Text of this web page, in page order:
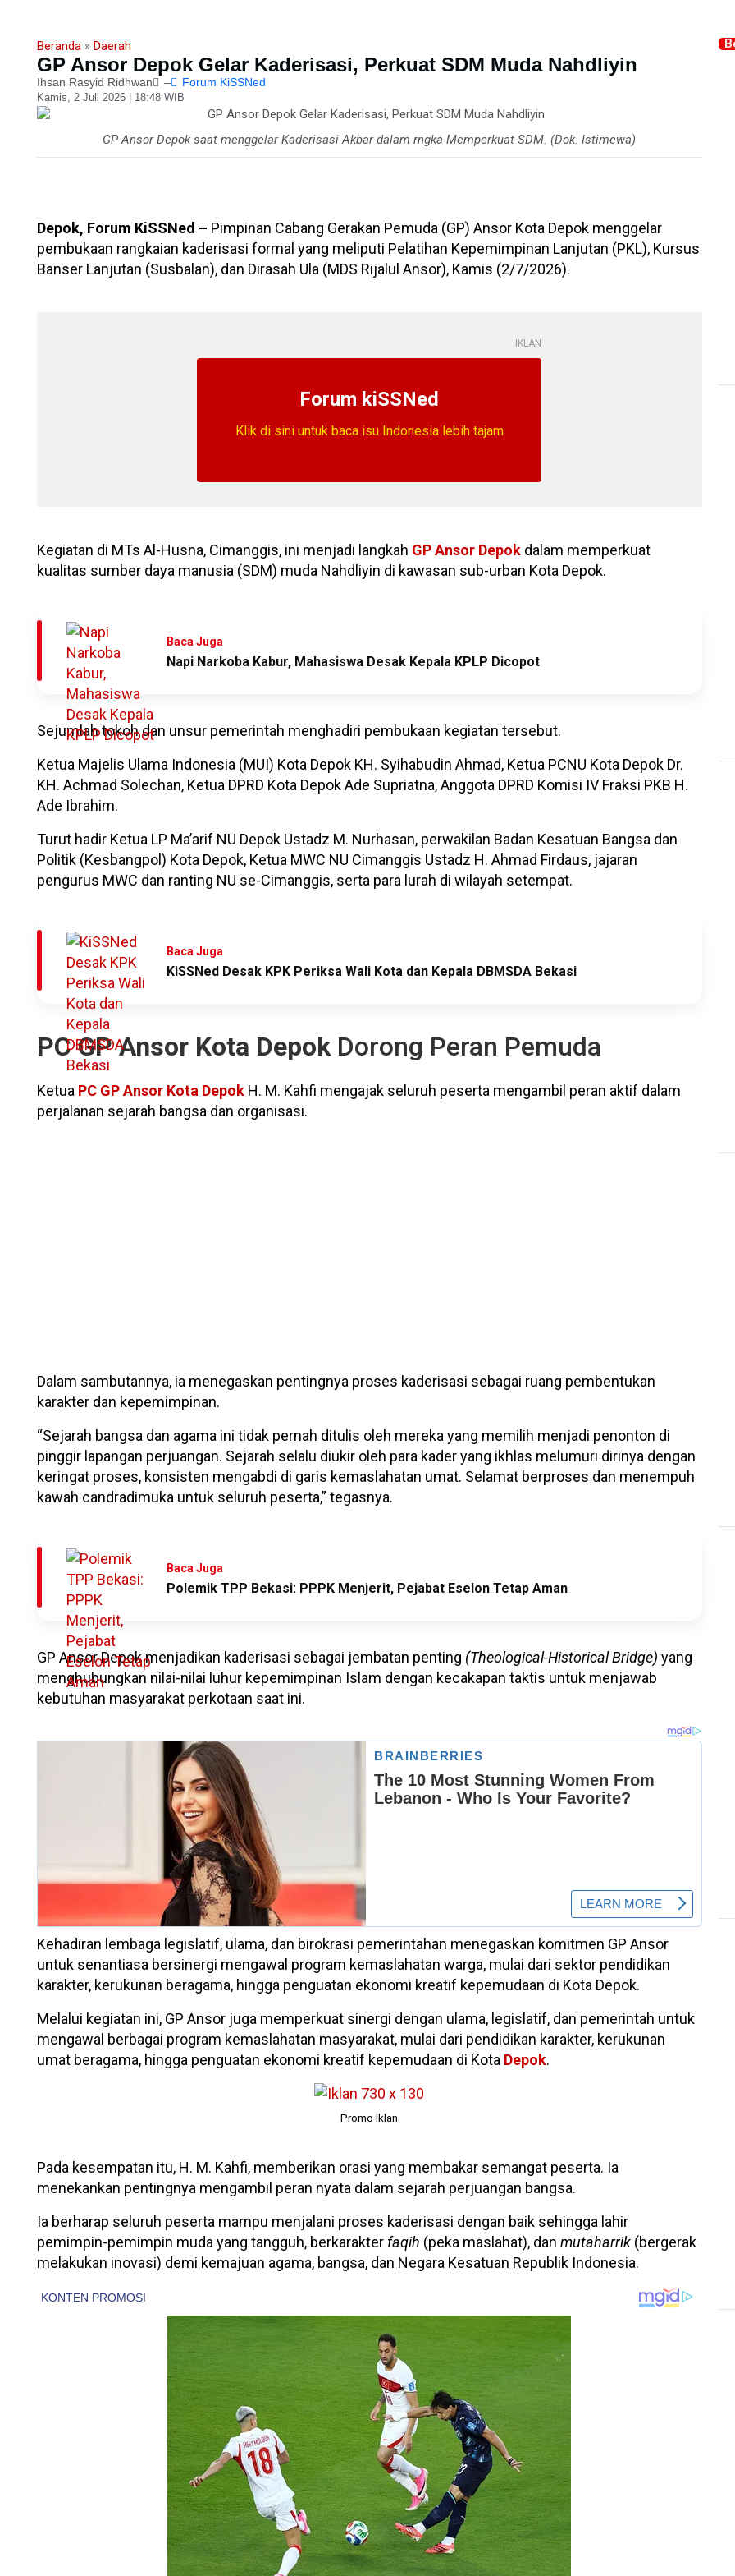
Beranda » Daerah
GP Ansor Depok Gelar Kaderisasi, Perkuat SDM Muda Nahdliyin
Ihsan Rasyid Ridhwan – Forum KiSSNed
Kamis, 2 Juli 2026 | 18:48 WIB
GP Ansor Depok saat menggelar Kaderisasi Akbar dalam rngka Memperkuat SDM. (Dok. Istimewa)
Depok, Forum KiSSNed – Pimpinan Cabang Gerakan Pemuda (GP) Ansor Kota Depok menggelar
pembukaan rangkaian kaderisasi formal yang meliputi Pelatihan Kepemimpinan Lanjutan (PKL), Kursus
Banser Lanjutan (Susbalan), dan Dirasah Ula (MDS Rijalul Ansor), Kamis (2/7/2026).
IKLAN
Forum kiSSNed
Klik di sini untuk baca isu Indonesia lebih tajam
Kegiatan di MTs Al-Husna, Cimanggis, ini menjadi langkah GP Ansor Depok dalam memperkuat
kualitas sumber daya manusia (SDM) muda Nahdliyin di kawasan sub-urban Kota Depok.
Baca Juga
Napi Narkoba Kabur, Mahasiswa Desak Kepala KPLP Dicopot
Sejumlah tokoh dan unsur pemerintah menghadiri pembukaan kegiatan tersebut.
Ketua Majelis Ulama Indonesia (MUI) Kota Depok KH. Syihabudin Ahmad, Ketua PCNU Kota Depok Dr.
KH. Achmad Solechan, Ketua DPRD Kota Depok Ade Supriatna, Anggota DPRD Komisi IV Fraksi PKB H.
Ade Ibrahim.
Turut hadir Ketua LP Ma’arif NU Depok Ustadz M. Nurhasan, perwakilan Badan Kesatuan Bangsa dan
Politik (Kesbangpol) Kota Depok, Ketua MWC NU Cimanggis Ustadz H. Ahmad Firdaus, jajaran
pengurus MWC dan ranting NU se-Cimanggis, serta para lurah di wilayah setempat.
Baca Juga
KiSSNed Desak KPK Periksa Wali Kota dan Kepala DBMSDA Bekasi
PC GP Ansor Kota DepokDorong Peran Pemuda
Ketua PC GP Ansor Kota Depok H. M. Kahfi mengajak seluruh peserta mengambil peran aktif dalam
perjalanan sejarah bangsa dan organisasi.
Dalam sambutannya, ia menegaskan pentingnya proses kaderisasi sebagai ruang pembentukan
karakter dan kepemimpinan.
“Sejarah bangsa dan agama ini tidak pernah ditulis oleh mereka yang memilih menjadi penonton di
pinggir lapangan perjuangan. Sejarah selalu diukir oleh para kader yang ikhlas melumuri dirinya dengan
keringat proses, konsisten mengabdi di garis kemaslahatan umat. Selamat berproses dan menempuh
kawah candradimuka untuk seluruh peserta,” tegasnya.
Baca Juga
Polemik TPP Bekasi: PPPK Menjerit, Pejabat Eselon Tetap Aman
GP Ansor Depok menjadikan kaderisasi sebagai jembatan penting (Theological-Historical Bridge) yang
menghubungkan nilai-nilai luhur kepemimpinan Islam dengan kecakapan taktis untuk menjawab
kebutuhan masyarakat perkotaan saat ini.
Kehadiran lembaga legislatif, ulama, dan birokrasi pemerintahan menegaskan komitmen GP Ansor
untuk senantiasa bersinergi mengawal program kemaslahatan warga, mulai dari sektor pendidikan
karakter, kerukunan beragama, hingga penguatan ekonomi kreatif kepemudaan di Kota Depok.
Melalui kegiatan ini, GP Ansor juga memperkuat sinergi dengan ulama, legislatif, dan pemerintah untuk
mengawal berbagai program kemaslahatan masyarakat, mulai dari pendidikan karakter, kerukunan
umat beragama, hingga penguatan ekonomi kreatif kepemudaan di Kota Depok.
Promo Iklan
Pada kesempatan itu, H. M. Kahfi, memberikan orasi yang membakar semangat peserta. Ia
menekankan pentingnya mengambil peran nyata dalam sejarah perjuangan bangsa.
Ia berharap seluruh peserta mampu menjalani proses kaderisasi dengan baik sehingga lahir
pemimpin-pemimpin muda yang tangguh, berkarakter faqih (peka maslahat), dan mutaharrik (bergerak
melakukan inovasi) demi kemajuan agama, bangsa, dan Negara Kesatuan Republik Indonesia.